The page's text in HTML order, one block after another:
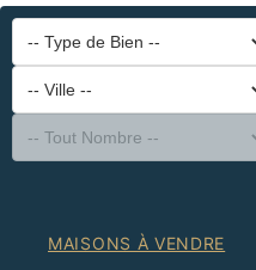
MAISONS À VENDRE